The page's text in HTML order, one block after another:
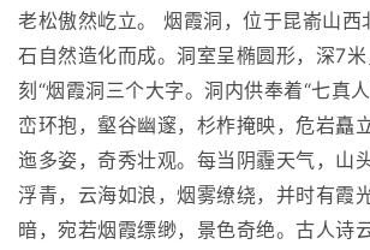
老松傲然屹立。 烟霞洞，位于昆嵛山西
石自然造化而成。洞室呈椭圆形，深7
刻“烟霞洞三个大字。洞内供奉着“七真
峦环抱，壑谷幽邃，杉柞掩映，危岩矗
迤多姿，奇秀壮观。每当阴霾天气，山
浮青，云海如浪，烟雾缭绕，并时有霞
暗，宛若烟霞缥缈，景色奇绝。古人诗